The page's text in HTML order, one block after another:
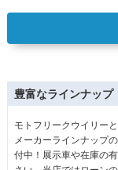
豊富なラインナップ
モトフリークウイリー
メーカーラインナップ
付中！展示車や在庫の